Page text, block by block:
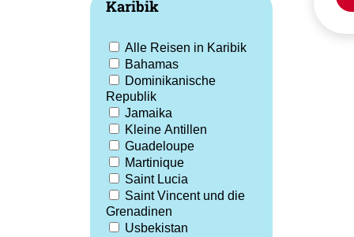
Karibik
Alle Reisen in Karibik
Bahamas
Dominikanische
Republik
Jamaika
Kleine Antillen
Guadeloupe
Martinique
Saint Lucia
Saint Vincent und die
Grenadinen
Usbekistan